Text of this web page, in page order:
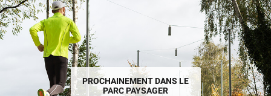
PROCHAINEMENT DANS LE
PARC PAYSAGER